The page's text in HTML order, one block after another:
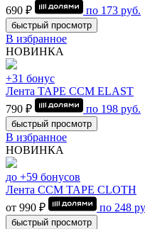
690 ₽
по 173 руб.
быстрый просмотр
В избранное
НОВИНКА
+31 бонус
Лента TAPE CCM ELAST
790 ₽
по 198 руб.
быстрый просмотр
В избранное
НОВИНКА
до +59 бонусов
Лента CCM TAPE CLOTH
от 990 ₽
по 248
быстрый просмотр